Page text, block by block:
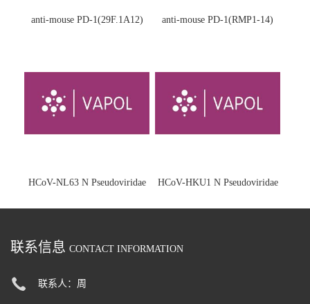
anti-mouse PD-1(29F.1A12) anti-mouse PD-1(RMP1-14)
HCoV-NL63 N Pseudoviridae HCoV-HKU1 N Pseudoviridae
联系信息 CONTACT INFORMATION
联系人：周